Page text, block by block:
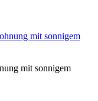
mit sonnigem